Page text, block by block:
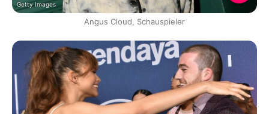
Getty Images
Angus Cloud, Schauspieler